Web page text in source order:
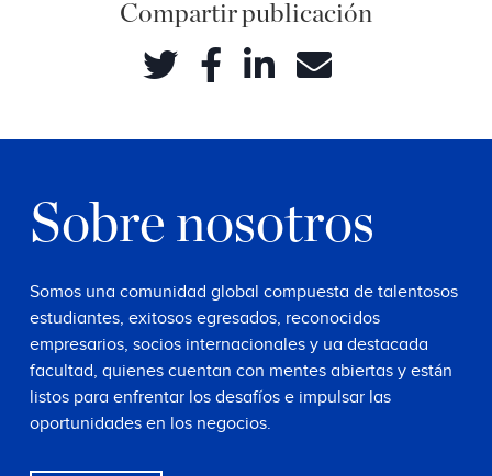
Compartir publicación
Sobre nosotros
Somos una comunidad global compuesta de talentosos
estudiantes, exitosos egresados, reconocidos
empresarios, socios internacionales y ua destacada
facultad, quienes cuentan con mentes abiertas y están
listos para enfrentar los desafíos e impulsar las
oportunidades en los negocios.